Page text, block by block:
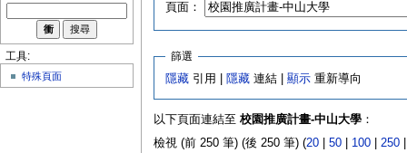
頁面：
篩選
隱藏 引用 | 隱藏 連結 |顯示 重新導向
以下頁面連結至 校園推廣計畫-中山大學：
檢視 (前 250 筆) (後 250 筆) (20| 50| 100| 250
工具:
特殊頁面